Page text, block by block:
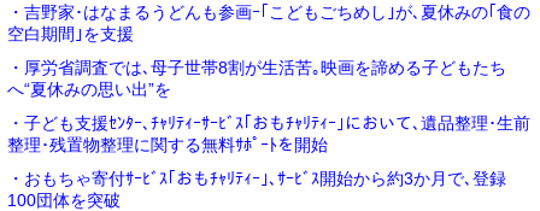
・吉野家･はなまるうどんも参画ｰ｢こどもごちめし｣が､夏休みの｢食の
空白期間｣を支援
・厚労省調査では､母子世帯8割が生活苦｡映画を諦める子どもたち
へ“夏休みの思い出”を
・子ども支援ｾﾝﾀｰ､ﾁｬﾘﾃｨｰｻｰﾋﾞｽ｢おもﾁｬﾘﾃｨｰ｣において､遺品整理･生前
整理･残置物整理に関する無料ｻﾎﾟｰﾄを開始
・おもちゃ寄付ｻｰﾋﾞｽ｢おもﾁｬﾘﾃｨｰ｣､ｻｰﾋﾞｽ開始から約3か月で､登録
100団体を突破